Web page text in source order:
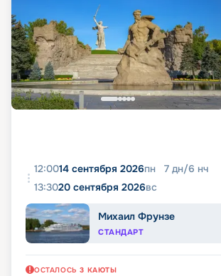
12:0014 сентября 2026пн 7 дн/6 нч
13:3020 сентября 2026вс
Михаил Фрунзе
СТАНДАРТ
ОСТАЛОСЬ 3 КАЮТЫ